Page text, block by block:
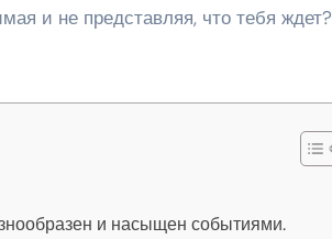
и не представляя, что тебя ждет?
и насыщен событиями.